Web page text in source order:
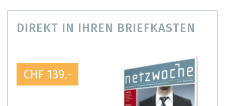
DIREKT IN IHREN BRIEFKASTEN
CHF 139.-